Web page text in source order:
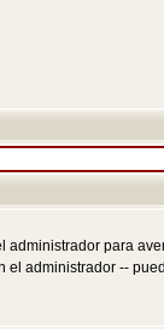
para
administrador --